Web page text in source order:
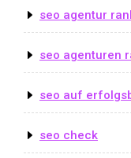
seo agentur
seo agenturen
seo auf
seo check